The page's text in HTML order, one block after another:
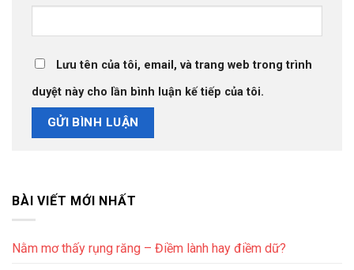
Lưu tên của tôi, email, và trang web trong trình
duyệt này cho lần bình luận kế tiếp của tôi.
BÀI VIẾT MỚI NHẤT
Nằm mơ thấy rụng răng – Điềm lành hay điềm dữ?